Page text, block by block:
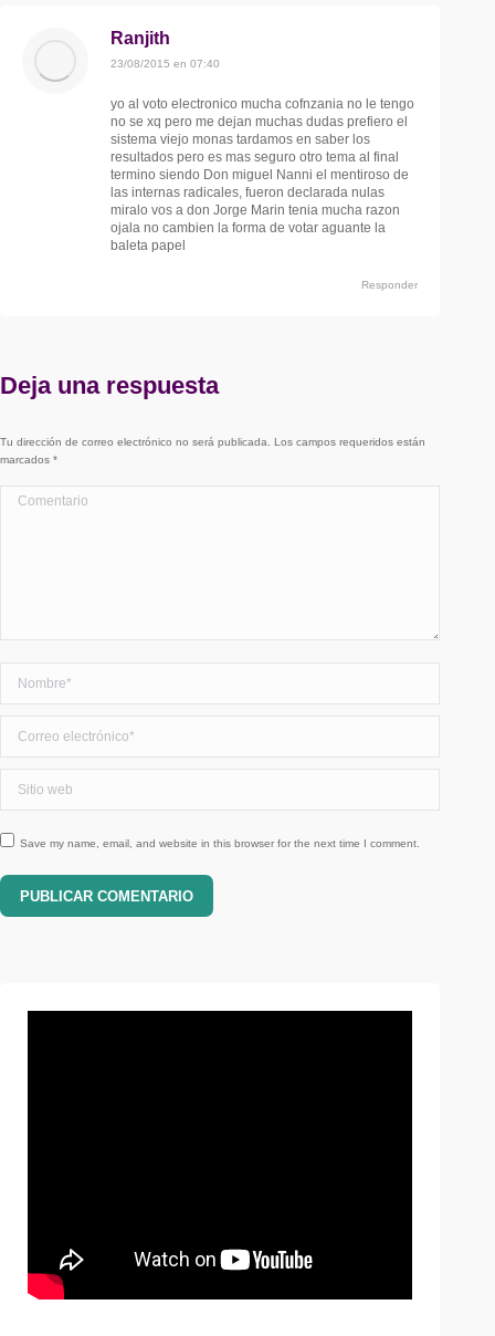
Ranjith
dice:
23/08/2015 en 07:40
yo al voto electronico mucha cofnzania no le tengo
no se xq pero me dejan muchas dudas prefiero el
sistema viejo monas tardamos en saber los
resultados pero es mas seguro otro tema al final
termino siendo Don miguel Nanni el mentiroso de
las internas radicales, fueron declarada nulas
miralo vos a don Jorge Marin tenia mucha razon
ojala no cambien la forma de votar aguante la
baleta papel
Responder
Deja una respuesta
Tu dirección de correo electrónico no será publicada. Los campos requeridos están
marcados *
Comentario
Save my name, email, and website in this browser for the next time I comment.
PUBLICAR COMENTARIO